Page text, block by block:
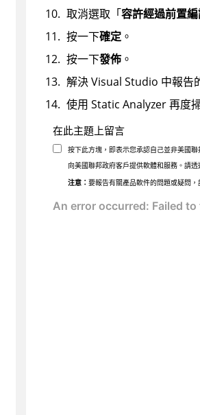
取消選取「容許經過前置
按一下確定。
按一下發佈。
解決 Visual Studio 中報告
使用 Static Analyzer 再度
在此主題上留言
按下此方塊，即表示您承認自己並非美國
向美國聯邦政府客戶提供軟體和服務。請
注意：要報告有關產品軟件的問題或疑問